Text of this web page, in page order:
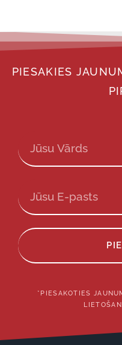
PIESAKIES
*PIESAKOTIES